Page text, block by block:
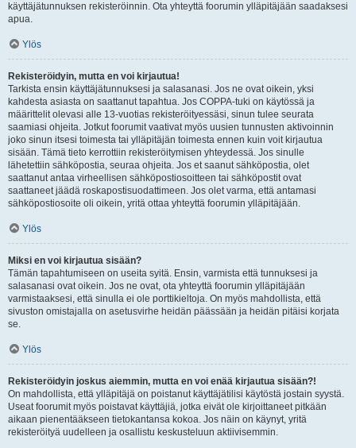
käyttäjätunnuksen rekisteröinnin. Ota yhteyttä foorumin ylläpitäjään saadaksesi
apua.
Ylös
Rekisteröidyin, mutta en voi kirjautua!
Tarkista ensin käyttäjätunnuksesi ja salasanasi. Jos ne ovat oikein, yksi
kahdesta asiasta on saattanut tapahtua. Jos COPPA-tuki on käytössä ja
määrittelit olevasi alle 13-vuotias rekisteröityessäsi, sinun tulee seurata
saamiasi ohjeita. Jotkut foorumit vaativat myös uusien tunnusten aktivoinnin
joko sinun itsesi toimesta tai ylläpitäjän toimesta ennen kuin voit kirjautua
sisään. Tämä tieto kerrottiin rekisteröitymisen yhteydessä. Jos sinulle
lähetettiin sähköpostia, seuraa ohjeita. Jos et saanut sähköpostia, olet
saattanut antaa virheellisen sähköpostiosoitteen tai sähköpostit ovat
saattaneet jäädä roskapostisuodattimeen. Jos olet varma, että antamasi
sähköpostiosoite oli oikein, yritä ottaa yhteyttä foorumin ylläpitäjään.
Ylös
Miksi en voi kirjautua sisään?
Tämän tapahtumiseen on useita syitä. Ensin, varmista että tunnuksesi ja
salasanasi ovat oikein. Jos ne ovat, ota yhteyttä foorumin ylläpitäjään
varmistaaksesi, että sinulla ei ole porttikieltoja. On myös mahdollista, että
sivuston omistajalla on asetusvirhe heidän päässään ja heidän pitäisi korjata
se.
Ylös
Rekisteröidyin joskus aiemmin, mutta en voi enää kirjautua sisään?!
On mahdollista, että ylläpitäjä on poistanut käyttäjätilisi käytöstä jostain syystä.
Useat foorumit myös poistavat käyttäjiä, jotka eivät ole kirjoittaneet pitkään
aikaan pienentääkseen tietokantansa kokoa. Jos näin on käynyt, yritä
rekisteröityä uudelleen ja osallistu keskusteluun aktiivisemmin.